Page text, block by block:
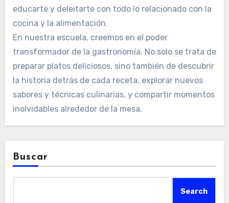
educarte y deleitarte con todo lo relacionado con la
cocina y la alimentación.
En nuestra escuela, creemos en el poder
transformador de la gastronomía. No solo se trata de
preparar platos deliciosos, sino también de descubrir
la historia detrás de cada receta, explorar nuevos
sabores y técnicas culinarias, y compartir momentos
inolvidables alrededor de la mesa.
Buscar
Search